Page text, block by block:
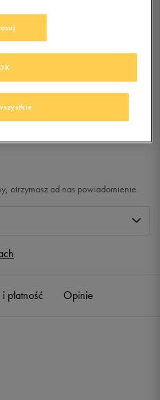
otrzymasz od nas powiadomienie.
płatność Opinie